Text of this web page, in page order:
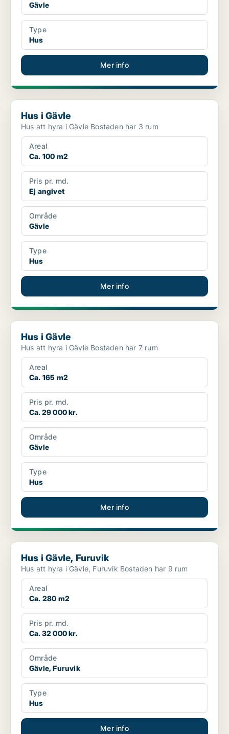
Gävle
Type
Hus
Mer info
Hus i Gävle
Hus i Gävle
Hus att hyra i Gävle Bostaden har 3 rum
Areal
Ca. 100 m2
Pris pr. md.
Ej angivet
Område
Gävle
Type
Hus
Mer info
Hus i Gävle
Hus i Gävle
Hus att hyra i Gävle Bostaden har 7 rum
Areal
Ca. 165 m2
Pris pr. md.
Ca. 29 000 kr.
Område
Gävle
Type
Hus
Mer info
Hus i Gävle, Furuvik
Hus i Gävle, Furuvik
Hus att hyra i Gävle, Furuvik Bostaden har 9 rum
Areal
Ca. 280 m2
Pris pr. md.
Ca. 32 000 kr.
Område
Gävle, Furuvik
Type
Hus
Mer info